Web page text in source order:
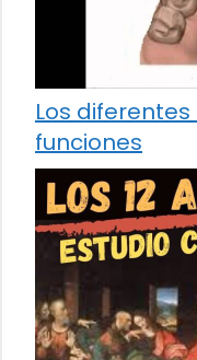
Los
funciones